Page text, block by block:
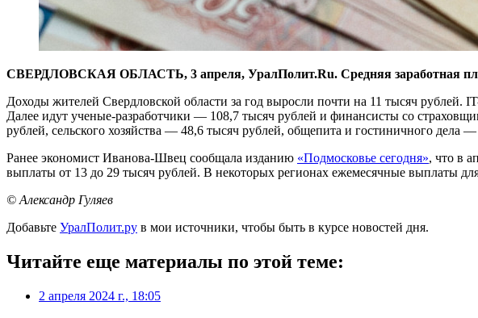
СВЕРДЛОВСКАЯ ОБЛАСТЬ, 3 апреля, УралПолит.Ru. Средняя заработная
Доходы жителей Свердловской области за год выросли почти на 11 тысяч рублей.
Далее идут ученые-разработчики — 108,7 тысяч рублей и финансисты со
рублей, сельского хозяйства — 48,6 тысяч рублей, общепита и гостиничного дела
Ранее экономист Иванова-Швец сообщала изданию «Подмосковье сегодня», что в
выплаты от 13 до 29 тысяч рублей. В некоторых регионах ежемесячные выплаты
© Александр Гуляев
Добавьте УралПолит.ру в мои источники, чтобы быть в курсе новостей дня.
Читайте еще материалы по этой теме:
2 апреля 2024 г., 18:05